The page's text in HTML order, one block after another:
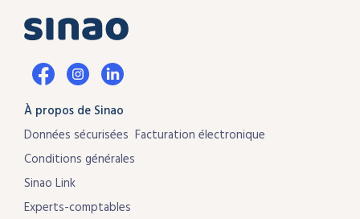
À propos de Sinao
Données sécurisées
Conditions générales
Facturation électronique
Sinao Link
Experts-comptables